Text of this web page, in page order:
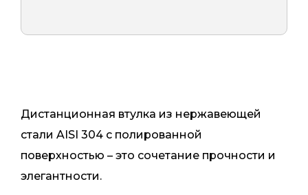
Дистанционная втулка из нержавеющей
стали AISI 304 с полированной
поверхностью – это сочетание прочности и
элегантности.